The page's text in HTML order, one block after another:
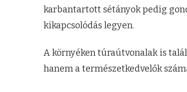
karbantartott sétányok pedig
kikapcsolódás legyen.
A környéken túraútvonalak is
hanem a természetkedvelők